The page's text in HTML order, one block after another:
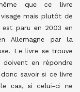
que ce livre
mais plutôt de
est paru en 2003 en
Allemagne par la
Le livre se trouve
doivent en répondre
savoir si ce livre
cas, si celui-ci ne